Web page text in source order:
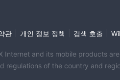
관 개인 정보 정책 검색 호출
Internet and its mobile products
regulations of the country and